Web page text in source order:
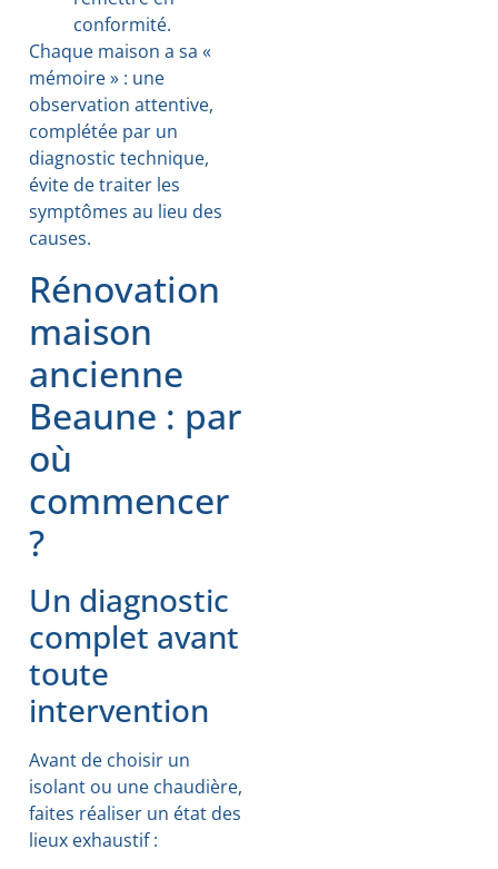
conformité.
Chaque maison a sa «
mémoire » : une
observation attentive,
complétée par un
diagnostic technique,
évite de traiter les
symptômes au lieu des
causes.
Rénovation
maison
ancienne
Beaune : par
où
commencer
?
Un diagnostic
complet avant
toute
intervention
Avant de choisir un
isolant ou une chaudière,
faites réaliser un état des
lieux exhaustif :